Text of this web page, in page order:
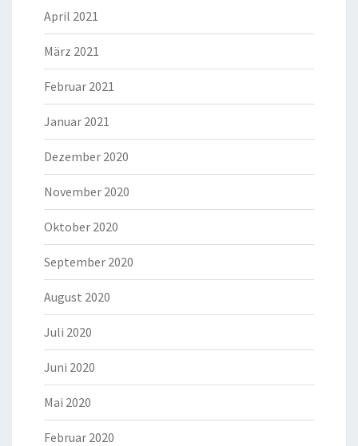
April 2021
März 2021
Februar 2021
Januar 2021
Dezember 2020
November 2020
Oktober 2020
September 2020
August 2020
Juli 2020
Juni 2020
Mai 2020
Februar 2020